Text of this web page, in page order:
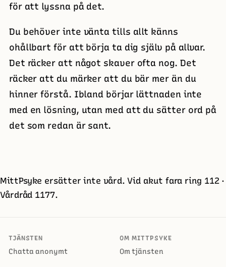
för att lyssna på det.
Du behöver inte vänta tills allt känns
ohållbart för att börja ta dig själv på allvar.
Det räcker att något skaver ofta nog. Det
räcker att du märker att du bär mer än du
hinner förstå. Ibland börjar lättnaden inte
med en lösning, utan med att du sätter ord på
det som redan är sant.
MittPsyke ersätter inte vård. Vid akut fara ring 112 ·
Vårdråd 1177.
TJÄNSTEN
Chatta anonymt
OM MITTPSYKE
Om tjänsten